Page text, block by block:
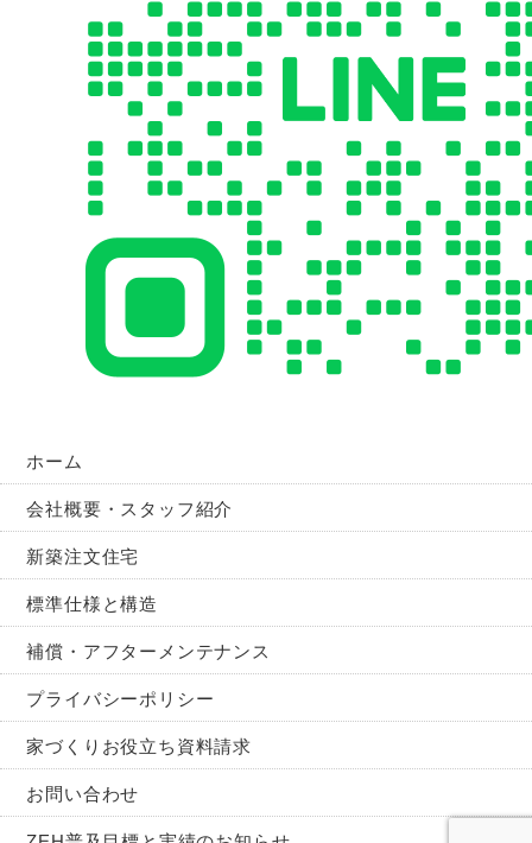
ホーム
会社概要・スタッフ紹介
新築注文住宅
標準仕様と構造
補償・アフターメンテナンス
プライバシーポリシー
家づくりお役立ち資料請求
お問い合わせ